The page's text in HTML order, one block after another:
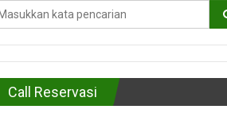
Call Reservasi